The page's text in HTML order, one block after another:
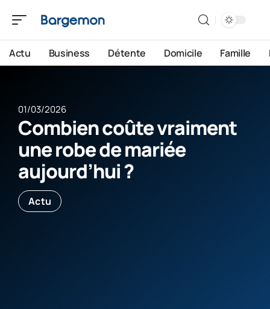
Actu Business Détente Domicile Famille
01/03/2026
Combien coûte vraiment
une robe de mariée
aujourd’hui ?
Actu